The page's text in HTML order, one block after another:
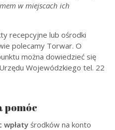
w miejscach ich
recepcyjne lub ośrodki
polecamy Torwar. O
można dowiedzieć się
Wojewódzkiego tel. 22
pomóc
wpłaty środków na konto